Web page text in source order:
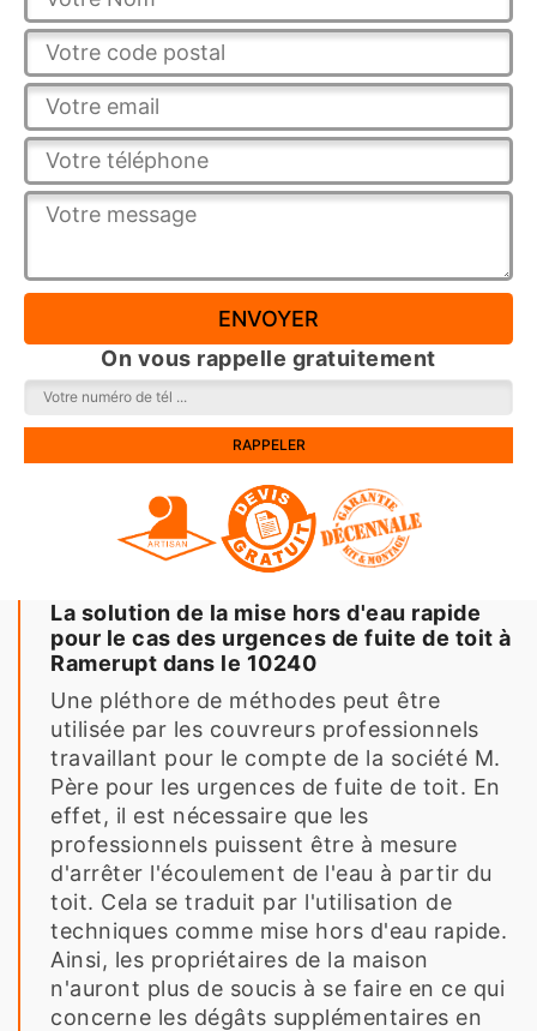
On vous rappelle gratuitement
La solution de la mise hors d'eau rapide
pour le cas des urgences de fuite de toit à
Ramerupt dans le 10240
Une pléthore de méthodes peut être
utilisée par les couvreurs professionnels
travaillant pour le compte de la société M.
Père pour les urgences de fuite de toit. En
effet, il est nécessaire que les
professionnels puissent être à mesure
d'arrêter l'écoulement de l'eau à partir du
toit. Cela se traduit par l'utilisation de
techniques comme mise hors d'eau rapide.
Ainsi, les propriétaires de la maison
n'auront plus de soucis à se faire en ce qui
concerne les dégâts supplémentaires en